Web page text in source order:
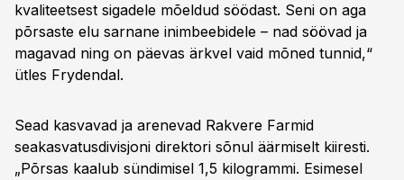
kvaliteetsest sigadele mõeldud söödast. Seni on aga
põrsaste elu sarnane inimbeebidele – nad söövad ja
magavad ning on päevas ärkvel vaid mõned tunnid,“
ütles Frydendal.
Sead kasvavad ja arenevad Rakvere Farmid
seakasvatusdivisjoni direktori sõnul äärmiselt kiiresti.
„Põrsas kaalub sündimisel 1,5 kilogrammi. Esimesel